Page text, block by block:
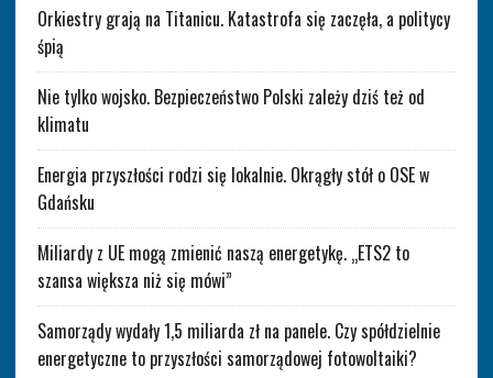
Orkiestry grają na Titanicu. Katastrofa się zaczęła, a politycy
śpią
Nie tylko wojsko. Bezpieczeństwo Polski zależy dziś też od
klimatu
Energia przyszłości rodzi się lokalnie. Okrągły stół o OSE w
Gdańsku
Miliardy z UE mogą zmienić naszą energetykę. „ETS2 to
szansa większa niż się mówi”
Samorządy wydały 1,5 miliarda zł na panele. Czy spółdzielnie
energetyczne to przyszłości samorządowej fotowoltaiki?